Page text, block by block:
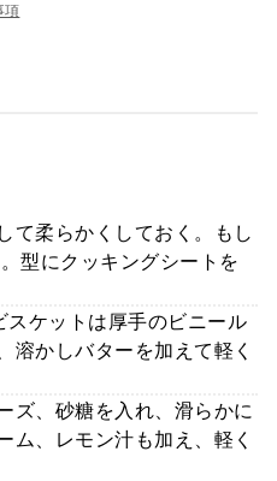
項
て柔らかくしておく。もし
型にクッキングシートを
ケットは厚手のビニール
溶かしバターを加えて軽く
ズ、砂糖を入れ、滑らかに
ム、レモン汁も加え、軽く